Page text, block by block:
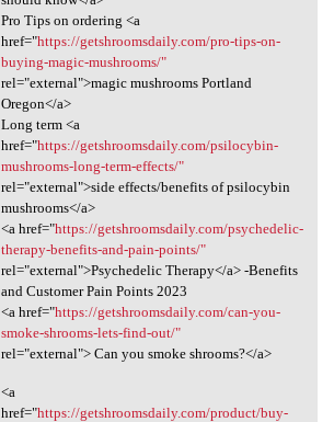
Pro Tips on ordering <a
href="https://getshroomsdaily.com/pro-tips-on-
buying-magic-mushrooms/"
rel="external">magic mushrooms Portland
Oregon</a>
Long term <a
href="https://getshroomsdaily.com/psilocybin-
mushrooms-long-term-effects/"
rel="external">side effects/benefits of psilocybin
mushrooms</a>
<a href="https://getshroomsdaily.com/psychedelic-
therapy-benefits-and-pain-points/"
rel="external">Psychedelic Therapy</a> -Benefits
and Customer Pain Points 2023
<a href="https://getshroomsdaily.com/can-you-
smoke-shrooms-lets-find-out/"
rel="external"> Can you smoke shrooms?</a>
<a
href="https://getshroomsdaily.com/product/buy-